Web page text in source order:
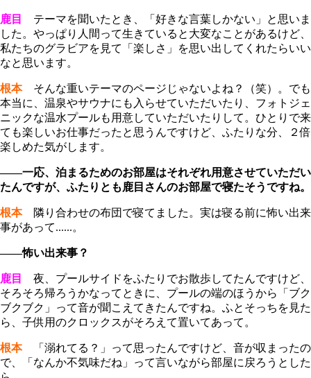
鹿目
テーマを聞いたとき、「好きな言葉しかない」と思いま
した。やっぱり人間って生きていると大変なことがあるけど、
私たちのグラビアを見て「楽しさ」を思い出してくれたらいい
なと思います。
根本そんな重いテーマのページじゃないよね？（笑）。でも
本当に、温泉やサウナにも入らせていただいたり、フォトジェ
ニックな温水プールも用意していただいたりして。ひとりで来
ても楽しいお仕事だったと思うんですけど、ふたりな分、２倍
楽しめた気がします。
――一応、泊まるためのお部屋はそれぞれ用意させていただい
たんですが、ふたりとも鹿目さんのお部屋で寝たそうですね。
根本隣り合わせの布団で寝てました。実は寝る前に怖い出来
事があって......。
――怖い出来事？
鹿目
夜、プールサイドをふたりでお散歩してたんですけど、
そろそろ帰ろうかなってときに、プールの端のほうから「ブク
ブクブク」って音が聞こえてきたんですね。ふとそっちを見た
ら、子供用のクロックスがそろえて置いてあって。
根本「溺れてる？」って思ったんですけど、音が収まったの
で、「なんか不気味だね」って言いながら部屋に戻ろうとした